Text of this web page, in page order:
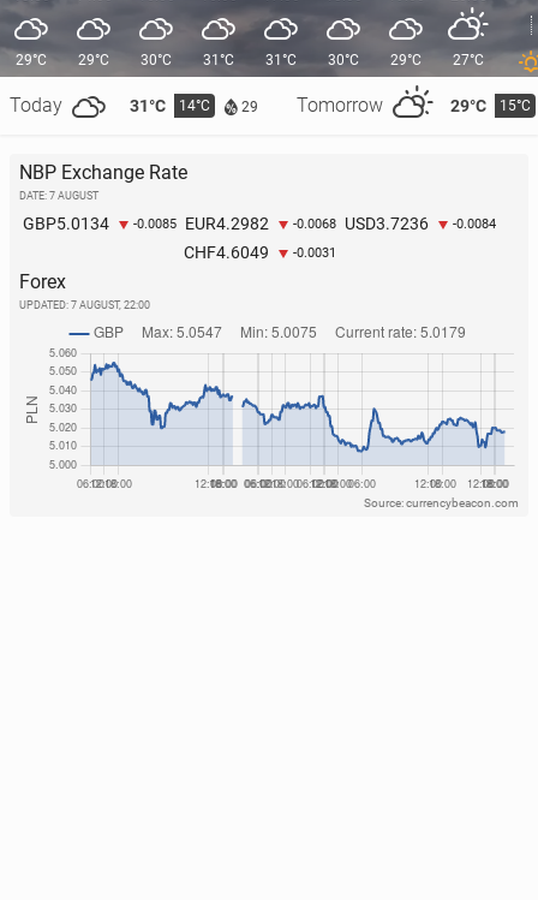
29°C
Today 31°C 14°C 29 Tomorrow 29°C 15°C
29°C 30°C 31°C 31°C 30°C 29°C 27°C
NBP Exchange Rate
DATE: 7 AUGUST
GBP5.0134 -0.0085 EUR4.2982 -0.0068 USD3.7236 -0.0084
CHF4.6049 -0.0031
Forex
UPDATED: 7 AUGUST, 22:00
Source: currencybeacon.com